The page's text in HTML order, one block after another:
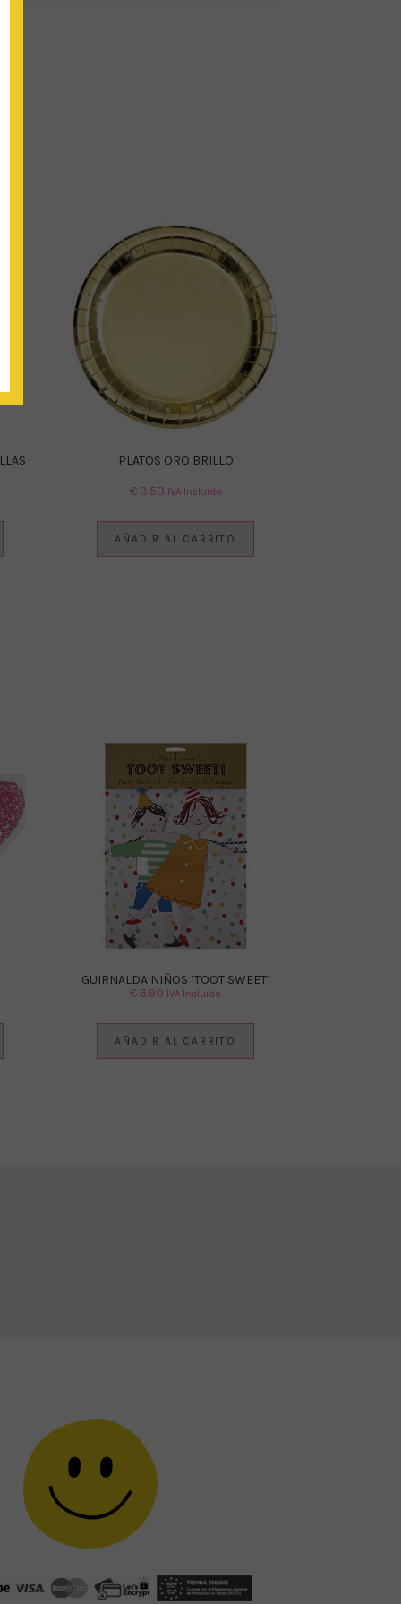
PLATOS ORO BRILLO
€3.50 IVA Incluido
AÑADIR AL CARRITO
GUIRNALDA NIÑOS ‘TOOT SWEET’
€ 6.90 IVA Incluido
AÑADIR AL CARRITO